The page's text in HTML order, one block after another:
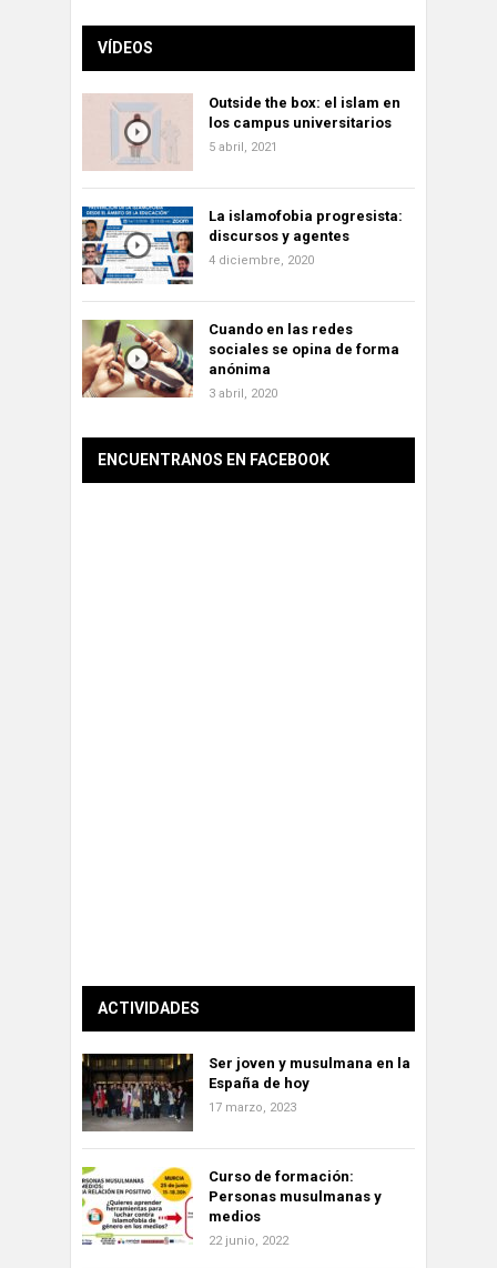
VÍDEOS
Outside the box: el islam en
los campus universitarios
5 abril, 2021
La islamofobia progresista:
discursos y agentes
4 diciembre, 2020
Cuando en las redes
sociales se opina de forma
anónima
3 abril, 2020
ENCUENTRANOS EN FACEBOOK
ACTIVIDADES
Ser joven y musulmana en la
España de hoy
17 marzo, 2023
Curso de formación:
Personas musulmanas y
medios
22 junio, 2022